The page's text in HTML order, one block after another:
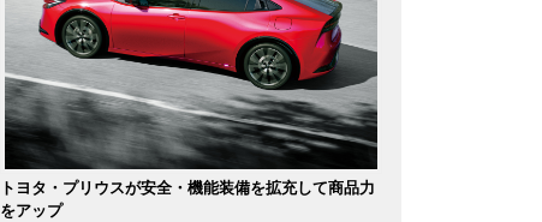
トヨタ・プリウスが安全・機能装備を拡充して商品力
をアップ